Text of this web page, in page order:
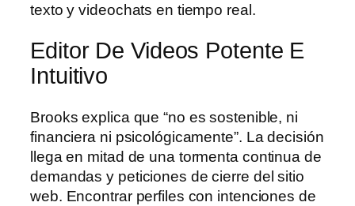
texto y videochats en tiempo real.
Editor De Videos Potente E
Intuitivo
Brooks explica que “no es sostenible, ni
financiera ni psicológicamente”. La decisión
llega en mitad de una tormenta continua de
demandas y peticiones de cierre del sitio
web. Encontrar perfiles con intenciones de